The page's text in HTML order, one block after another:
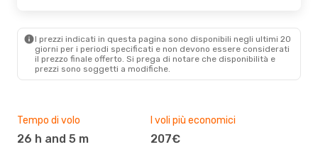
I prezzi indicati in questa pagina sono disponibili negli ultimi 20
giorni per i periodi specificati e non devono essere considerati
il ​​prezzo finale offerto. Si prega di notare che disponibilità e
prezzi sono soggetti a modifiche.
Tempo di volo
26 h and 5 m
I voli più economici
207€